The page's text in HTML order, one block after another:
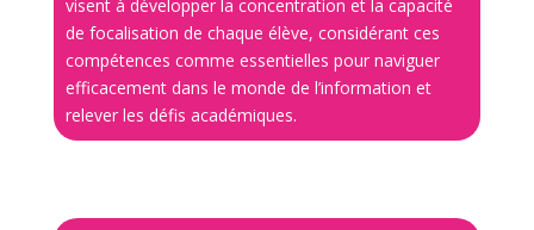
visent à développer la concentration et la capacité
de focalisation de chaque élève, considérant ces
compétences comme essentielles pour naviguer
efficacement dans le monde de l’information et
relever les défis académiques.